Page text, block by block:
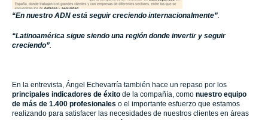
“En nuestro ADN está seguir creciendo internacionalmente”
“Latinoamérica sigue siendo una región donde invertir y seguir
creciendo”
En la entrevista, Ángel Echevarría también hace un repaso por los
principales indicadores de éxito de la compañía, como nuestro equipo
de más de 1.400 profesionales o el importante esfuerzo que estamos
realizando para satisfacer las necesidades de nuestros clientes en áreas